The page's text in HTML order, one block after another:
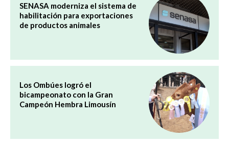
SENASA moderniza el sistema de
habilitación para exportaciones
de productos animales
Los Ombúes logró el
bicampeonato con la Gran
Campeón Hembra Limousín